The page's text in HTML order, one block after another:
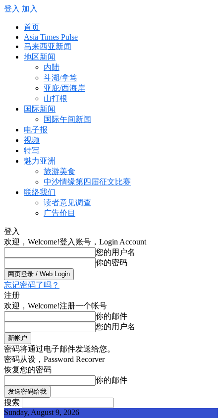
登入 加入
首页
Asia Times Pulse
马来西亚新闻
地区新闻
内陆
斗湖/拿笃
亚庇/西海岸
山打根
国际新闻
国际午间新闻
电子报
视频
特写
魅力亚洲
旅游美食
中沙情缘第四届征文比赛
联络我们
读者意见调查
广告价目
登入
欢迎，Welcome!登入账号，Login Account
您的用户名
你的密码
忘记密码了吗？
注册
欢迎，Welcome!注册一个帐号
你的邮件
您的用户名
密码将通过电子邮件发送给您。
密码从设，Password Recorver
恢复您的密码
你的邮件
搜索
Sunday, August 9, 2026